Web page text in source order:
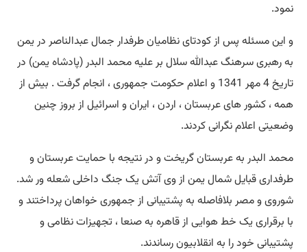
نمود.
و این مسئله پس از کودتای نظامیان طرفدار جمال عبدالناصر در یمن
به رهبری سرهنگ عبدالله سلال بر علیه محمد البدر (پادشاه یمن) در
تاریخ 4 مهر 1341 و اعلام حکومت جمهوری ، انجام گرفت . بیش از
همه ، کشور های عربستان ، اردن ، ایران و اسرائیل از بروز چنین
وضعیتی اعلام نگرانی کردند.
محمد البدر به عربستان گریخت و در نتیجه با حمایت عربستان و
طرفداری قبایل شمال یمن از وی آتش یک جنگ داخلی شعله ور شد.
شوروی و مصر بلافاصله به پشتیبانی از جمهوری خواهان پرداختند و
با برقراری یک خط هوایی از قاهره به صنعا ، تجهیزات نظامی و
پشتیبانی خود را به انقلابیون رساندند.